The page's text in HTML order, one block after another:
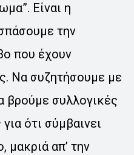
Είναι η
την
που έχουν
Να συζητήσουμε με
βρούμε συλλογικές
ότι σύμβαινει
μακριά απ’ την